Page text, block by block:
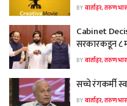
BYवार्ताहर, तरुण
Cabinet
सरकारकडून ८
BYवार्ताहर, तरुण
सच्चे रंगकर्मी
BYवार्ताहर, तरुण